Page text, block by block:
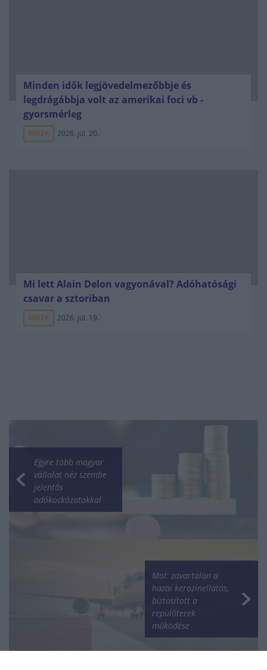
Minden idők legjövedelmezőbbje és
legdrágábbja volt az amerikai foci vb -
gyorsmérleg
HÍREK 2026. júl. 20.
Mi lett Alain Delon vagyonával? Adóhatósági
csavar a sztoriban
HÍREK 2026. júl. 19.
Egyre több magyar
vállalat néz szembe
jelentős
adókockázatokkal
Mol: zavartalan a
hazai kerozinellátás,
biztosított a
repülőterek
működése